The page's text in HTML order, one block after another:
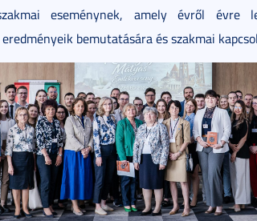
eseménynek, amely évről évre
bemutatására és szakmai